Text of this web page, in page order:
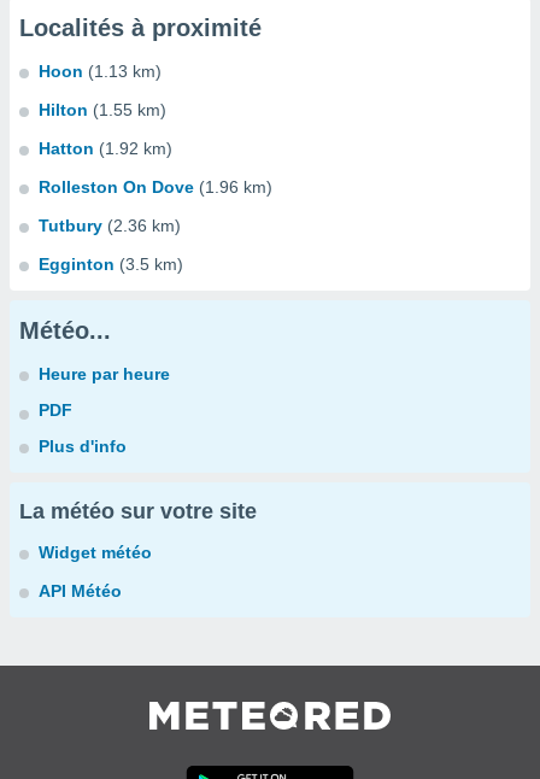
Localités à proximité
Hoon (1.13 km)
Hilton (1.55 km)
Hatton (1.92 km)
Rolleston On Dove (1.96 km)
Tutbury (2.36 km)
Egginton (3.5 km)
Météo...
Heure par heure
PDF
Plus d'info
La météo sur votre site
Widget météo
API Météo